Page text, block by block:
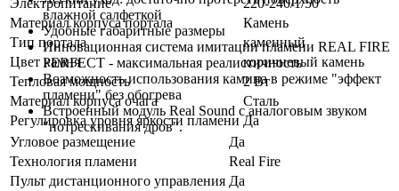
влажной салфеткой
Удобные габаритные размеры
Инновационная система имитации пламени REAL FIRE
PERFECT - максимальная реалистичность
Возможность использования камина в режиме "эффект
пламени" без обогрева
Встроенный модуль Real Sound с аналоговым звуком
"потрескивания дров".
Материал корпуса портала
Камень
Тип портала
каменный
Цвет камня
коричневый камень
Тепловая мощность
2 Вт
Материал корпуса очага
Сталь
Регулировка уровня яркости пламени Да
Угловое размещение
Да
Технология пламени
Real Fire
Пульт дистанционного управления Да